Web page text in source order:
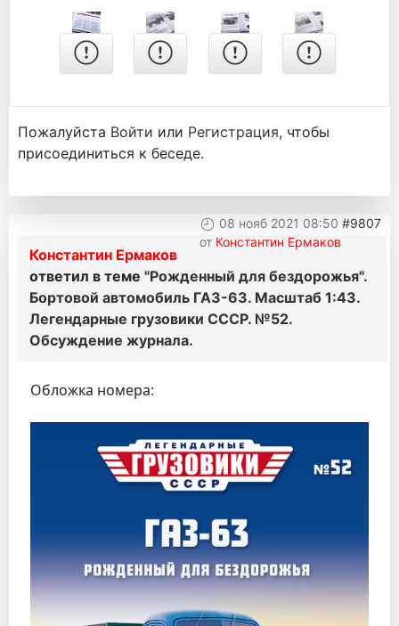
Пожалуйста Войти или Регистрация, чтобы
присоединиться к беседе.
08 нояб 2021 08:50 #9807
от Константин Ермаков
Константин Ермаков
ответил в теме "Рожденный для бездорожья".
Бортовой автомобиль ГАЗ-63. Масштаб 1:43.
Легендарные грузовики СССР. №52.
Обсуждение журнала.
Обложка номера: